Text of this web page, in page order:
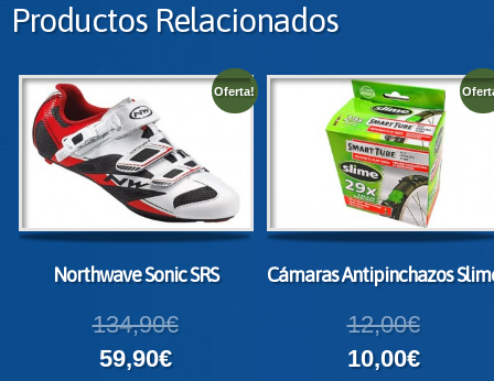
Productos Relacionados
Oferta!
Northwave Sonic SRS
134,90€
59,90€
Cámaras Antipinchazos
12,00€
10,00€